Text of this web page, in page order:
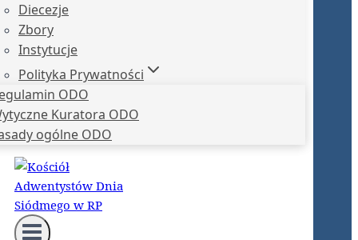
Diecezje
Zbory
Instytucje
Polityka Prywatności
ODO
Kuratora ODO
ogólne ODO